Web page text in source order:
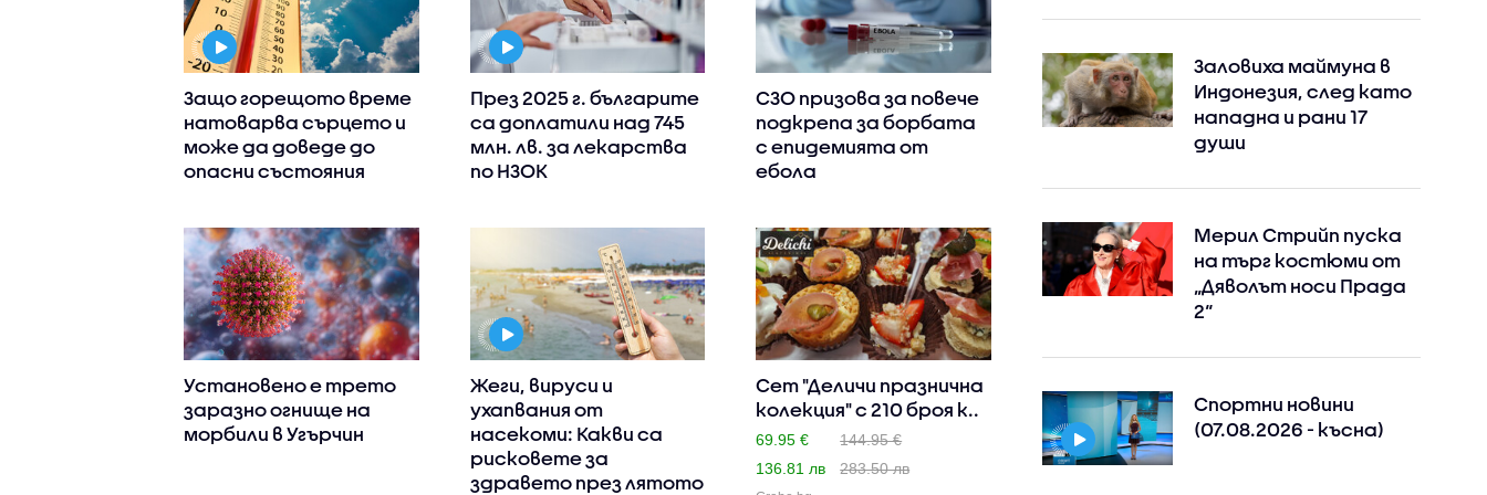
Защо горещото време
натоварва сърцето и
може да доведе до
опасни състояния
През 2025 г. българите
са доплатили над 745
млн. лв. за лекарства
по НЗОК
СЗО призова за повече
подкрепа за борбата
с епидемията от
ебола
Установено е трето
заразно огнище на
морбили в Угърчин
Жеги, вируси и
ухапвания от
насекоми: Какви са
рисковете за
здравето през лятото
Сет "Деличи празнична
колекция" с 210 броя к..
69.95 €
144.95 €
136.81 лв
283.50 лв
Заловиха маймуна в
Индонезия, след като
нападна и рани 17
души
Мерил Стрийп пуска
на търг костюми от
„Дяволът носи Прада
2“
Спортни новини
(07.08.2026 - късна)